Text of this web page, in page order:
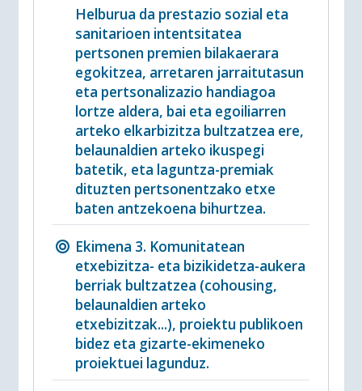
Helburua da prestazio sozial eta
sanitarioen intentsitatea
pertsonen premien bilakaerara
egokitzea, arretaren jarraitutasun
eta pertsonalizazio handiagoa
lortze aldera, bai eta egoiliarren
arteko elkarbizitza bultzatzea ere,
belaunaldien arteko ikuspegi
batetik, eta laguntza-premiak
dituzten pertsonentzako etxe
baten antzekoena bihurtzea.
Ekimena 3. Komunitatean
etxebizitza- eta bizikidetza-aukera
berriak bultzatzea (cohousing,
belaunaldien arteko
etxebizitzak...), proiektu publikoen
bidez eta gizarte-ekimeneko
proiektuei lagunduz.